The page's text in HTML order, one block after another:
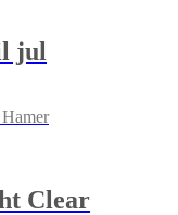
jul
Clear